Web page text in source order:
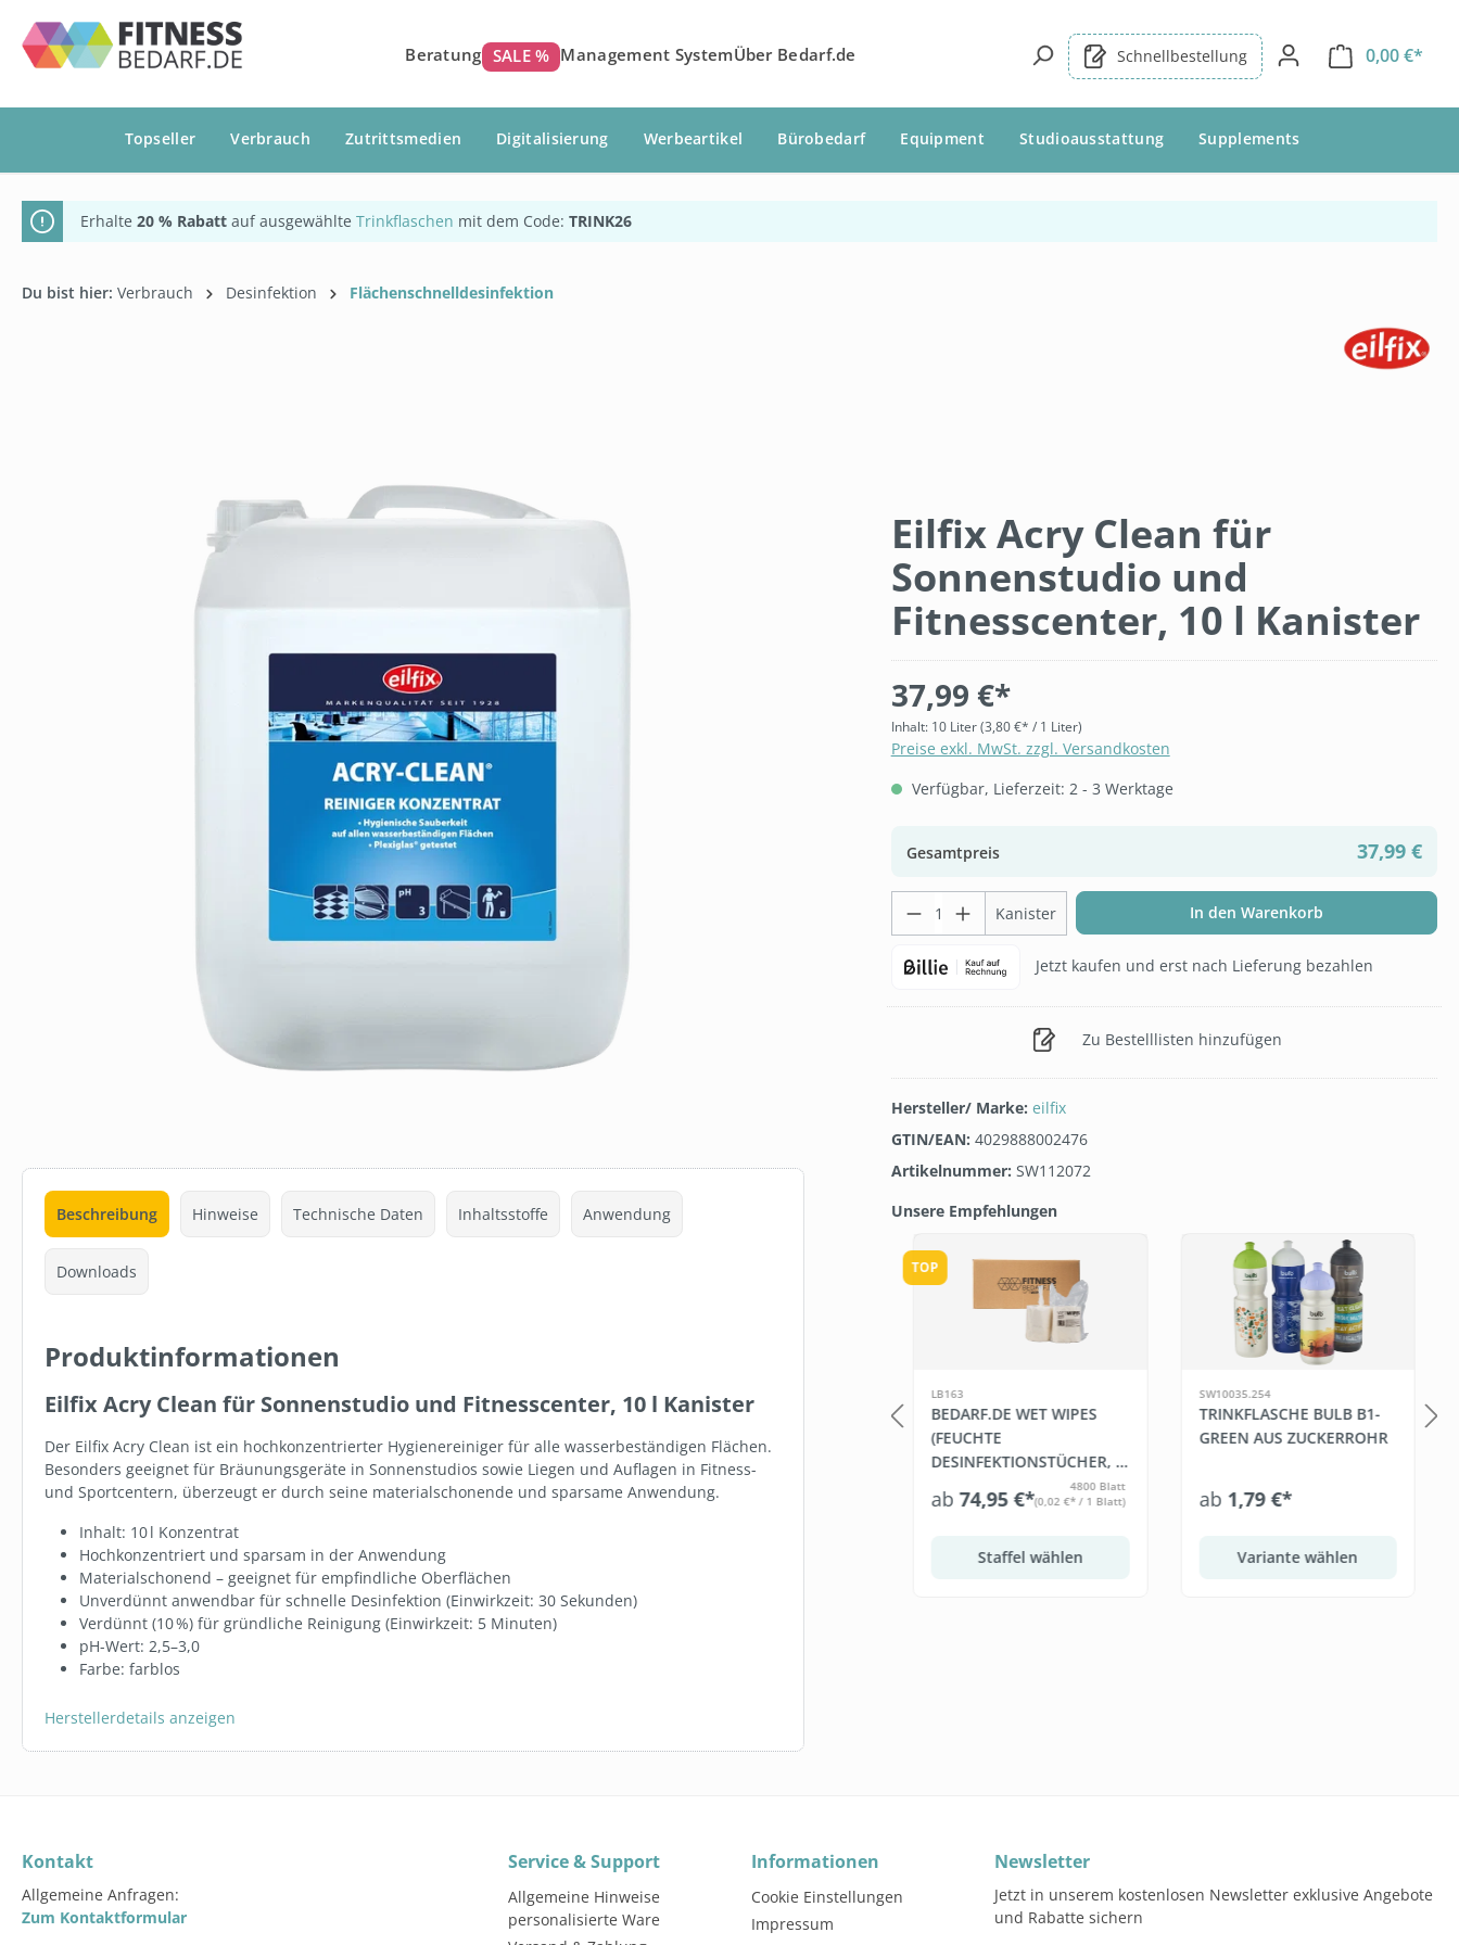
Zur Hauptnavigation springen
Beratung SALE % Management SystemÜber Bedarf.de Schnellbestellung 0,00 €*
Topseller Verbrauch Zutrittsmedien Digitalisierung Werbeartikel Bürobedarf Equipment Studioausstattung Supplements
Erhalte 20 % Rabatt auf ausgewählte Trinkflaschen mit dem Code: TRINK26
Du bist hier: Verbrauch Desinfektion Flächenschnelldesinfektion
Beschreibung Hinweise Technische Daten Inhaltsstoffe Anwendung
Downloads
Produktinformationen
Eilfix Acry Clean für Sonnenstudio und Fitnesscenter, 10 l Kanister
Der Eilfix Acry Clean ist ein hochkonzentrierter Hygienereiniger für alle wasserbeständigen Flächen.
Besonders geeignet für Bräunungsgeräte in Sonnenstudios sowie Liegen und Auflagen in Fitness-
und Sportcentern, überzeugt er durch seine materialschonende und sparsame Anwendung.
Inhalt: 10 l Konzentrat
Hochkonzentriert und sparsam in der Anwendung
Materialschonend – geeignet für empfindliche Oberflächen
Unverdünnt anwendbar für schnelle Desinfektion (Einwirkzeit: 30 Sekunden)
Verdünnt (10 %) für gründliche Reinigung (Einwirkzeit: 5 Minuten)
pH-Wert: 2,5–3,0
Farbe: farblos
Herstellerdetails anzeigen
Eilfix Acry Clean für
Sonnenstudio und
Fitnesscenter, 10 l Kanister
37,99 €*
Inhalt: 10 Liter(3,80 €* / 1 Liter)
Preise exkl. MwSt. zzgl. Versandkosten
Verfügbar, Lieferzeit: 2 - 3 Werktage
Gesamtpreis 37,99 €
Produkt Anzahl: Gib den gewünschten Wert
Kanister In den Warenkorb
Jetzt kaufen und erst nach Lieferung bezahlen
Zu Bestelllisten hinzufügen
Hersteller/ Marke: eilfix
GTIN/EAN: 4029888002476
Artikelnummer: SW112072
Unsere Empfehlungen
SW111270.2
SET: REINIGUNGSSÄULE +
6 ROLLEN WET WIPES
279,00 €* 328,95 €*
In den Warenkorb
FBV1003
DERBE FRESH
GETRÄNKEKONZENTRAT
5L KANISTER 1:65
19,95 €*
TOP
LB163
BEDARF.DE WET WIPES
(FEUCHTE
DESINFEKTIONSTÜCHER, 6
ab74,95 €*
4800 Blatt
(0,02 €* / 1 Blatt)
Staffel wählen
SW10035.254
TRINKFLASCHE BULB B1-
GREEN AUS ZUCKERROHR
ab 1,79 €*
Variante wählen
Kontakt
Allgemeine Anfragen:
Zum Kontaktformular
Service & Support
Allgemeine Hinweise
personalisierte Ware
Informationen
Cookie Einstellungen
Impressum
Newsletter
Jetzt in unserem kostenlosen Newsletter exklusive Angebote
und Rabatte sichern